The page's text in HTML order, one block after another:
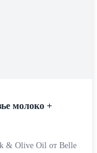
молоко +
& Olive Oil от Belle